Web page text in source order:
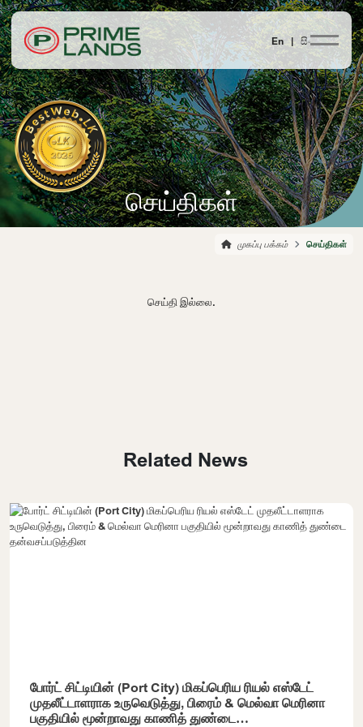
En |සිං
செய்திகள்
முகப்பு பக்கம் செய்திகள்
செய்தி இல்லை.
Related News
போர்ட் சிட்டியின் (Port City) மிகப்பெரிய ரியல் எஸ்டேட்
முதலீட்டாளராக உருவெடுத்து, பிரைம் & மெல்வா மெரினா
பகுதியில் மூன்றாவது காணித் துண்டை